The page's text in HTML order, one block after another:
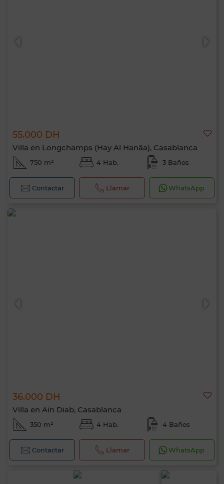
55.000 DH
Villa en Longchamps (Hay Al Hanâa), Casablanca
750 m² 4 Hab. 3 Baños
Contactar Llamar WhatsApp
36.000 DH
Villa en Ain Diab, Casablanca
350 m² 4 Hab. 4 Baños
Contactar Llamar WhatsApp